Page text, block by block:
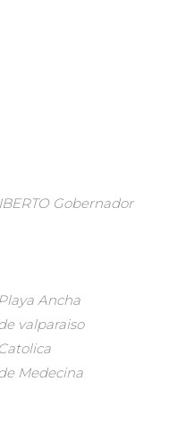
Gobernador
Ancha
valparaiso
Medecina